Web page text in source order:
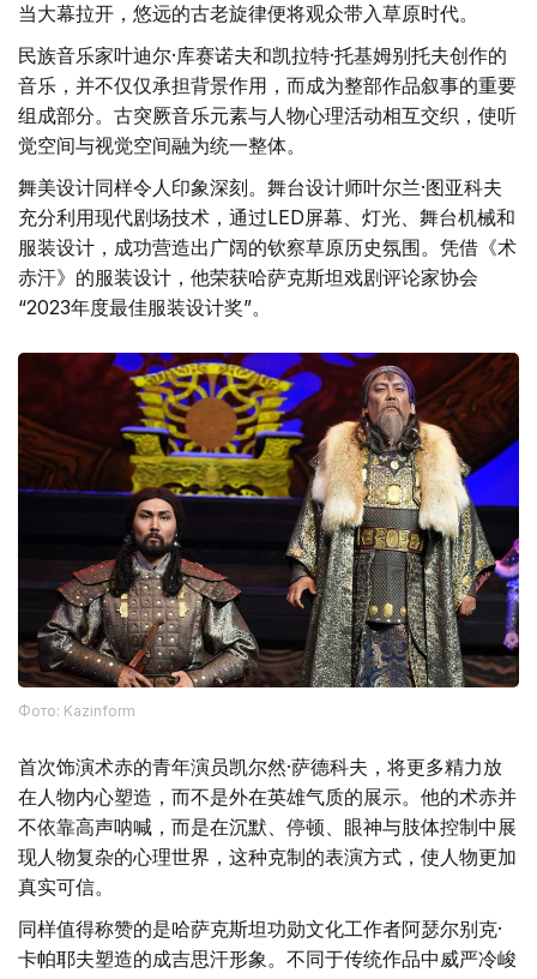
当大幕拉开，悠远的古老旋律便将观众带入草原时代。
民族音乐家叶迪尔·库赛诺夫和凯拉特·托基姆别托夫创作的
音乐，并不仅仅承担背景作用，而成为整部作品叙事的重要
组成部分。古突厥音乐元素与人物心理活动相互交织，使听
觉空间与视觉空间融为统一整体。
舞美设计同样令人印象深刻。舞台设计师叶尔兰·图亚科夫
充分利用现代剧场技术，通过LED屏幕、灯光、舞台机械和
服装设计，成功营造出广阔的钦察草原历史氛围。凭借《术
赤汗》的服装设计，他荣获哈萨克斯坦戏剧评论家协会
“2023年度最佳服装设计奖”。
Фото: Kazinform
首次饰演术赤的青年演员凯尔然·萨德科夫，将更多精力放
在人物内心塑造，而不是外在英雄气质的展示。他的术赤并
不依靠高声呐喊，而是在沉默、停顿、眼神与肢体控制中展
现人物复杂的心理世界，这种克制的表演方式，使人物更加
真实可信。
同样值得称赞的是哈萨克斯坦功勋文化工作者阿瑟尔别克·
卡帕耶夫塑造的成吉思汗形象。不同于传统作品中威严冷峻